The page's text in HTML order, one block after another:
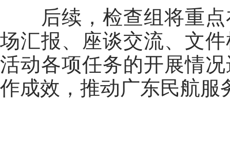
后续，检查组将重点
场汇报、座谈交流、文
活动各项任务的开展情
作成效，推动广东民航服